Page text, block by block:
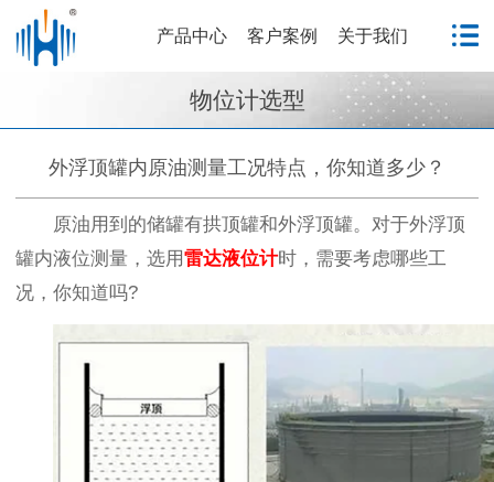
产品中心 客户案例 关于我们
物位计选型
外浮顶罐内原油测量工况特点，你知道多少？
原油用到的储罐有拱顶罐和外浮顶罐。对于外浮顶
罐内液位测量，选用雷达液位计时，需要考虑哪些工
况，你知道吗?